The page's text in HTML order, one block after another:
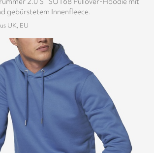
gebürstetem Innenfleece.
UK, EU